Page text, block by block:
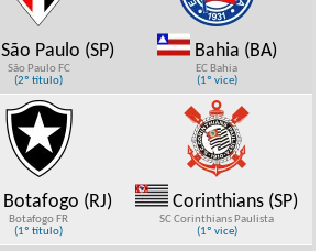
São Paulo (SP)
São Paulo FC
(2º título)
Bahia (BA)
EC Bahia
(1º vice)
Botafogo (RJ)
Botafogo FR
(1º título)
Corinthians (SP)
SC Corinthians Paulista
(1º vice)